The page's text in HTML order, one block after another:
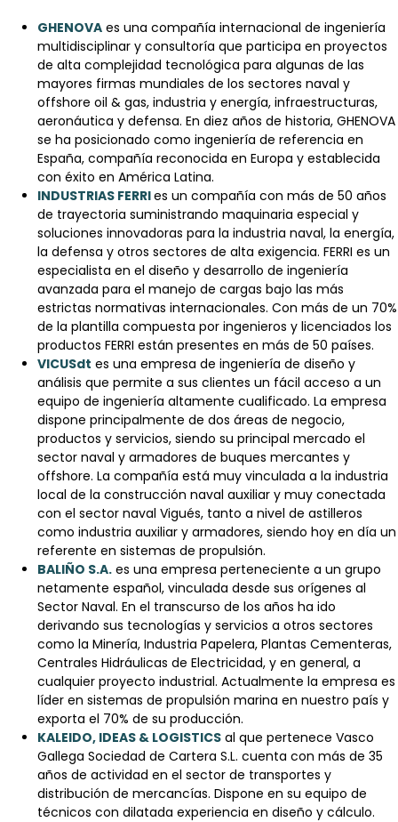
GHENOVA es una compañía internacional de ingeniería
multidisciplinar y consultoría que participa en proyectos
de alta complejidad tecnológica para algunas de las
mayores firmas mundiales de los sectores naval y
offshore oil & gas, industria y energía, infraestructuras,
aeronáutica y defensa. En diez años de historia, GHENOVA
se ha posicionado como ingeniería de referencia en
España, compañía reconocida en Europa y establecida
con éxito en América Latina.
INDUSTRIAS FERRIes un compañía con más de 50 años
de trayectoria suministrando maquinaria especial y
soluciones innovadoras para la industria naval, la energía,
la defensa y otros sectores de alta exigencia. FERRI es un
especialista en el diseño y desarrollo de ingeniería
avanzada para el manejo de cargas bajo las más
estrictas normativas internacionales. Con más de un 70%
de la plantilla compuesta por ingenieros y licenciados los
productos FERRI están presentes en más de 50 países.
VICUSdt es una empresa de ingeniería de diseño y
análisis que permite a sus clientes un fácil acceso a un
equipo de ingeniería altamente cualificado. La empresa
dispone principalmente de dos áreas de negocio,
productos y servicios, siendo su principal mercado el
sector naval y armadores de buques mercantes y
offshore. La compañía está muy vinculada a la industria
local de la construcción naval auxiliar y muy conectada
con el sector naval Vigués, tanto a nivel de astilleros
como industria auxiliar y armadores, siendo hoy en día un
referente en sistemas de propulsión.
BALIÑO S.A. es una empresa perteneciente a un grupo
netamente español, vinculada desde sus orígenes al
Sector Naval. En el transcurso de los años ha ido
derivando sus tecnologías y servicios a otros sectores
como la Minería, Industria Papelera, Plantas Cementeras,
Centrales Hidráulicas de Electricidad, y en general, a
cualquier proyecto industrial. Actualmente la empresa es
líder en sistemas de propulsión marina en nuestro país y
exporta el 70% de su producción.
KALEIDO, IDEAS & LOGISTICS al que pertenece Vasco
Gallega Sociedad de Cartera S.L. cuenta con más de 35
años de actividad en el sector de transportes y
distribución de mercancías. Dispone en su equipo de
técnicos con dilatada experiencia en diseño y cálculo.